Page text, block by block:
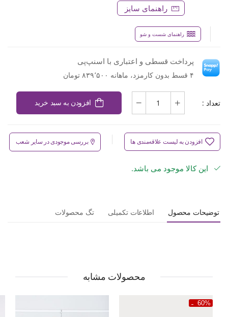
راهنمای سایز
راهنمای شست و شو
پرداخت قسطی و اعتباری با اسنپ‌پی
۴ قسط بدون کارمزد، ماهانه ۸۳۹٬۵۰۰ تومان
تعداد : افزودن به سبد خرید
افزودن به لیست علاقه‌مندی ها بررسی موجودی در سایر شعب
این کالا موجود می باشد.
توضیحات محصول اطلاعات تکمیلی تگ محصولات
محصولات مشابه
60%